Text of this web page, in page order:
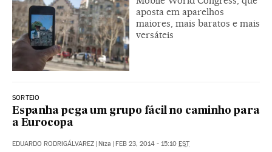
aposta em aparelhos
maiores, mais baratos e mais
versáteis
SORTEIO
Espanha pega um grupo fácil no caminho para
a Eurocopa
EDUARDO RODRIGÁLVAREZ | Niza | FEB 23, 2014 - 15:10 EST